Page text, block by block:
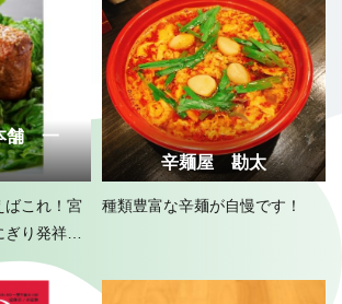
舗 一
ばこれ！宮
り発祥の
辛麺屋 勘太
種類豊富な辛麺が自慢です！